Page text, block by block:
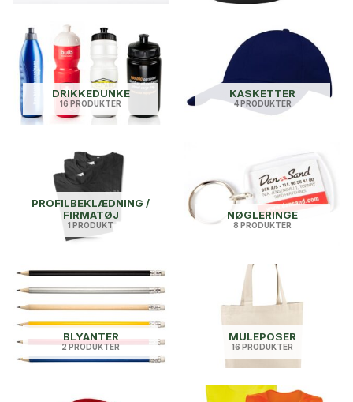
DRIKKEDUNKE
16 PRODUKTER
KASKETTER
4 PRODUKTER
PROFILBEKLÆDNING /
FIRMATØJ
1 PRODUKT
NØGLERINGE
8 PRODUKTER
BLYANTER
2 PRODUKTER
MULEPOSER
16 PRODUKTER